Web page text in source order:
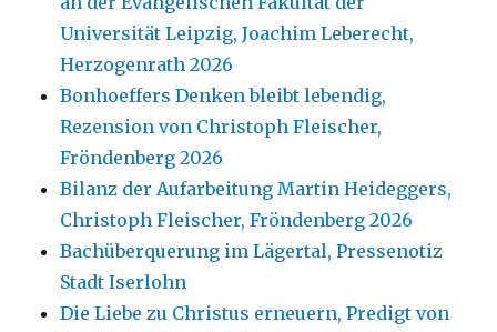
Universität Leipzig, Joachim Leberecht,
Herzogenrath 2026
Bonhoeffers Denken bleibt lebendig,
Rezension von Christoph Fleischer,
Fröndenberg 2026
Bilanz der Aufarbeitung Martin Heideggers,
Christoph Fleischer, Fröndenberg 2026
Bachüberquerung im Lägertal, Pressenotiz
Stadt Iserlohn
Die Liebe zu Christus erneuern, Predigt von